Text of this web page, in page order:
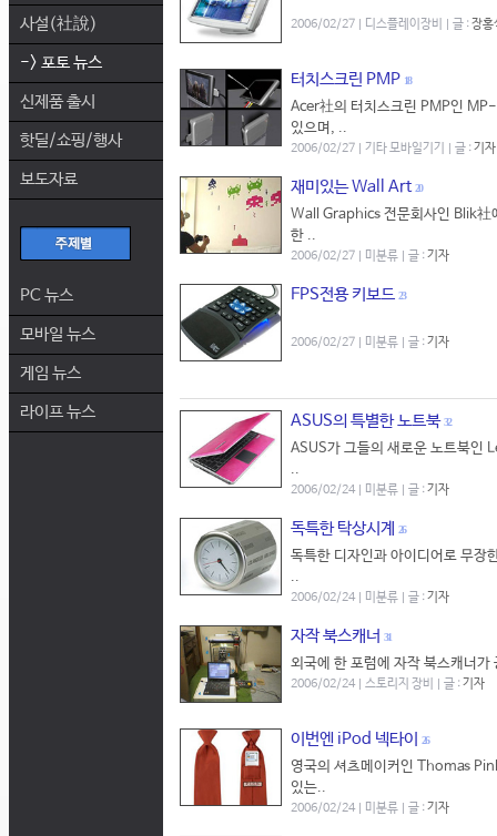
사설(社說)
-> 포토 뉴스
신제품 출시
핫딜/쇼핑/행사
보도자료
PC 뉴스
모바일 뉴스
게임 뉴스
라이프 뉴스
2006/02/27 | 디스플레이장비 | 글 :장홍
터치스크린 PMP 18
Acer社의 터치스크린 PMP인
있으며, ..
2006/02/27 | 기타 모바일기기 | 글 :기자
재미있는 Wall Art 20
Wall Graphics 전문회사인 Blik社
한 ..
2006/02/27 | 미분류 | 글 :기자
FPS전용 키보드 23
2006/02/27 | 미분류 | 글 :기자
ASUS의 특별한 노트북 32
ASUS가 그들의 새로운 노트북인
..
2006/02/24 | 미분류 | 글 :기자
독특한 탁상시계 26
독특한 디자인과 아이디어로 무
..
2006/02/24 | 미분류 | 글 :기자
자작 북스캐너 31
외국에 한 포럼에 자작 북스캐너
2006/02/24 | 스토리지 장비 | 글 :기자
이번엔 iPod 넥타이 26
영국의 셔츠메이커인 Thomas
있는..
2006/02/24 | 미분류 | 글 :기자